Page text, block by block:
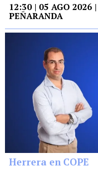
12:30 | 05 AGO 2026
PEÑARANDA
Herrera en COPE